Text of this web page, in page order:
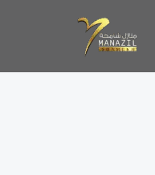
المحتوى